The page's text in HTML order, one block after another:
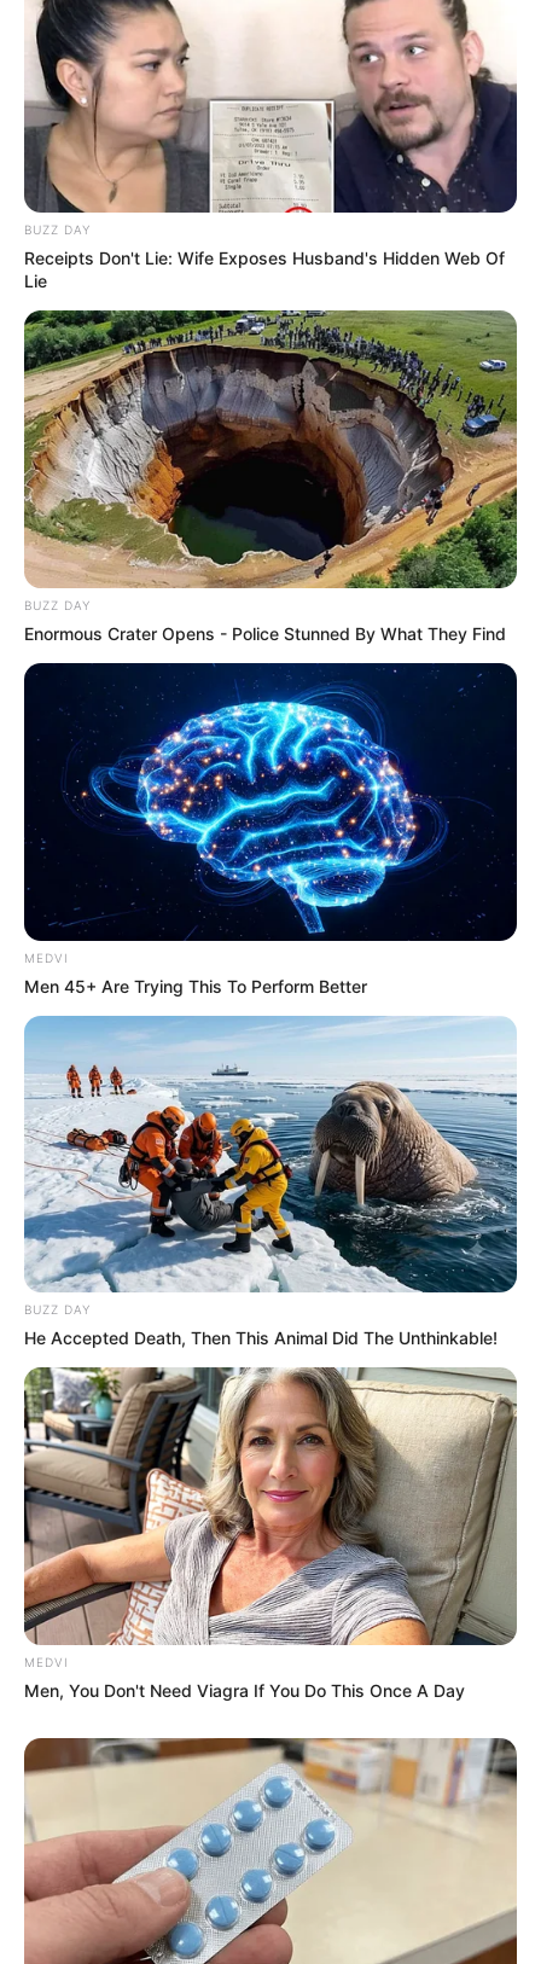
CVS Hides This $1 Generic Viagra - Here's The
Aisle It's Really In.
Friday Plans
Japan's Oldest Doctors Say Memory Loss Isn't
Age: Just Stop Drinking These 3 Beverages
Neuromind Pro
Men Over 40 Are Instantly Ditching
Prescription Pills For These 4x Stronger Pills
Medvi
A Duel Between A Cat And A Bird Is Captivating
The Internet
Buzz Day
COMERCIANTE RENDE ASSALTANTE APÓS
ROUBO NO PARÁ
pensandodireita.com